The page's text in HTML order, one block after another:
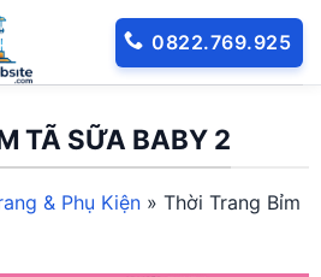
0822.769.925
TÃ SỮA BABY 2
& Phụ Kiện » Thời Trang Bỉm